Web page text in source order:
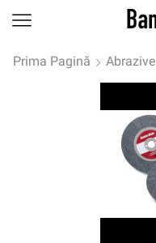
Prima Pagină Abrazive